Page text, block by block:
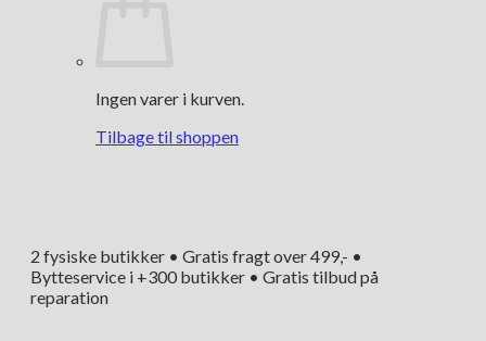
Ingen varer i kurven.
Tilbage til shoppen
2 fysiske butikker • Gratis fragt over 499,- •
Bytteservice i +300 butikker • Gratis tilbud på
reparation